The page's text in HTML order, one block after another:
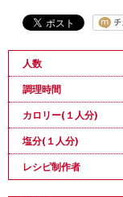
人数
調理時間
カロリー(１人分)
塩分(１人分)
レシピ制作者